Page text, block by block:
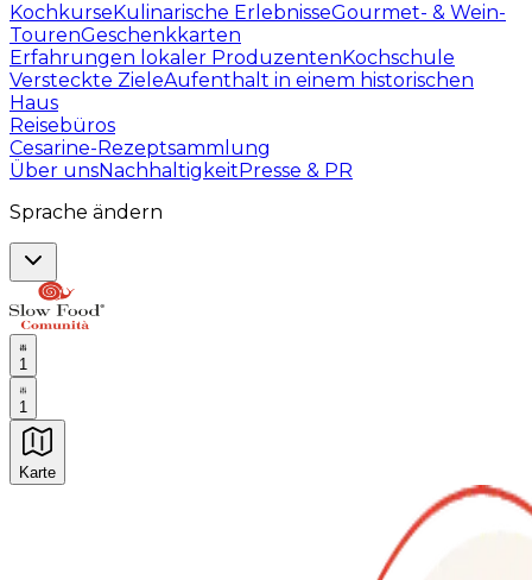
KochkurseKulinarische ErlebnisseGourmet- & Wein-
TourenGeschenkkarten
Erfahrungen lokaler ProduzentenKochschule
Versteckte ZieleAufenthalt in einem historischen
Haus
Reisebüros
Cesarine-Rezeptsammlung
Über unsNachhaltigkeitPresse & PR
Sprache ändern
1
1
Karte
Unvergessliche kulinarische Erlebnisse: